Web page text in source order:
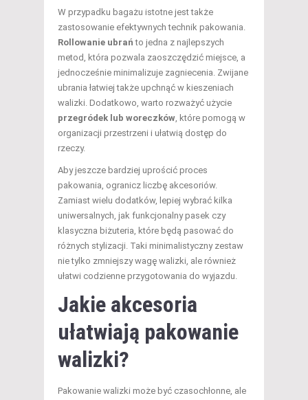
W przypadku bagażu istotne jest także
zastosowanie efektywnych technik pakowania.
Rollowanie ubrań to jedna z najlepszych
metod, która pozwala zaoszczędzić miejsce, a
jednocześnie minimalizuje zagniecenia. Zwijane
ubrania łatwiej także upchnąć w kieszeniach
walizki. Dodatkowo, warto rozważyć użycie
przegródek lub woreczków, które pomogą w
organizacji przestrzeni i ułatwią dostęp do
rzeczy.
Aby jeszcze bardziej uprościć proces
pakowania, ogranicz liczbę akcesoriów.
Zamiast wielu dodatków, lepiej wybrać kilka
uniwersalnych, jak funkcjonalny pasek czy
klasyczna biżuteria, które będą pasować do
różnych stylizacji. Taki minimalistyczny zestaw
nie tylko zmniejszy wagę walizki, ale również
ułatwi codzienne przygotowania do wyjazdu.
Jakie akcesoria
ułatwiają pakowanie
walizki?
Pakowanie walizki może być czasochłonne, ale